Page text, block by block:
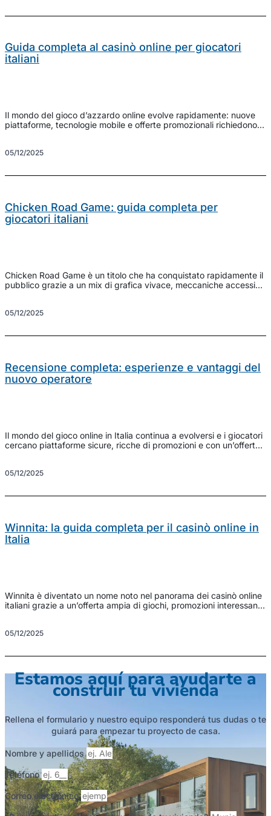
Guida completa al casinò online per giocatori
italiani
Il mondo del gioco d’azzardo online evolve rapidamente: nuove
piattaforme, tecnologie mobile e offerte promozionali richiedono
piattaforma di gioco, con consigli pratici per massimizzare
soluzione completa e legale […]
05/12/2025
Chicken Road Game: guida completa per
giocatori italiani
Chicken Road Game è un titolo che ha conquistato rapidamente il
pubblico grazie a un mix di grafica vivace, meccaniche accessibili
migliorare le probabilità di vittoria senza perdere il divertimento
05/12/2025
Recensione completa: esperienze e vantaggi del
nuovo operatore
Il mondo del gioco online in Italia continua a evolversi e i giocatori
cercano piattaforme sicure, ricche di promozioni e con un’offerta
online, con consigli pratici per massimizzare divertimento e
05/12/2025
Winnita: la guida completa per il casinò online in
Italia
Winnita è diventato un nome noto nel panorama dei casinò online
italiani grazie a un’offerta ampia di giochi, promozioni interessanti
pagamento e sicurezza per aiutarti a decidere se vale la pena
05/12/2025
Estamos aquí para ayudarte a
construir tu vivienda
Rellena el formulario y nuestro equipo responderá tus dudas o te
guiará para empezar tu proyecto de casa.
Nombre y apellidos
Teléfono
Correo electrónico